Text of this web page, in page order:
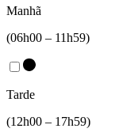
Manhã
(06h00 – 11h59)
Tarde
(12h00 – 17h59)